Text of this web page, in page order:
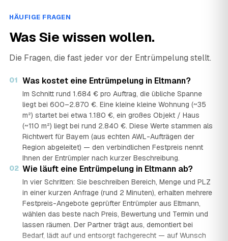
HÄUFIGE FRAGEN
Was Sie wissen wollen.
Die Fragen, die fast jeder vor der Entrümpelung stellt.
01 Was kostet eine Entrümpelung in Eltmann?
Im Schnitt rund 1.684 € pro Auftrag, die übliche Spanne
liegt bei 600–2.870 €. Eine kleine kleine Wohnung (~35
m²) startet bei etwa 1.180 €, ein großes Objekt / Haus
(~110 m²) liegt bei rund 2.840 €. Diese Werte stammen als
Richtwert für Bayern (aus echten AWL-Aufträgen der
Region abgeleitet) — den verbindlichen Festpreis nennt
Ihnen der Entrümpler nach kurzer Beschreibung.
02 Wie läuft eine Entrümpelung in Eltmann ab?
In vier Schritten: Sie beschreiben Bereich, Menge und PLZ
in einer kurzen Anfrage (rund 2 Minuten), erhalten mehrere
Festpreis-Angebote geprüfter Entrümpler aus Eltmann,
wählen das beste nach Preis, Bewertung und Termin und
lassen räumen. Der Partner trägt aus, demontiert bei
Bedarf, lädt auf und entsorgt fachgerecht — auf Wunsch